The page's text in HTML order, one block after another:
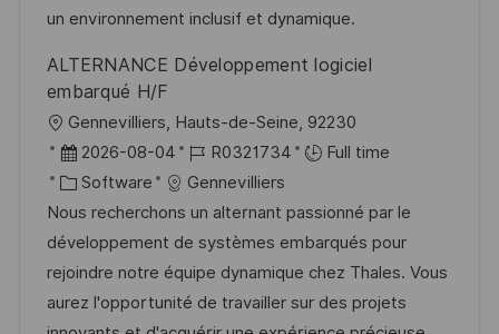
t y
un environnement inclusif et dynamique.
ALTERNANCE Développement logiciel
embarqué H/F
L
o
c
a
t
i
o
Gennevilliers, Hauts-de-Seine, 92230
P
o
s
t
e
d
2026-08-04
J
o
b
I
d
R0321734
Full time
C
a
t
e
g
Software
Gennevilliers
Nous recherchons un alternant passionné par le
développement de systèmes embarqués pour
rejoindre notre équipe dynamique chez Thales. Vous
aurez l'opportunité de travailler sur des projets